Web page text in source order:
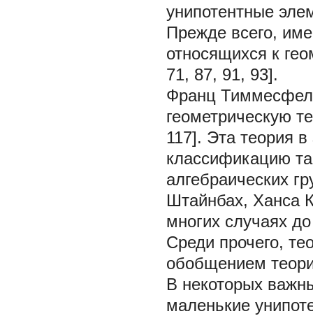
унипотентные
Прежде всего,
относящихся к
71, 87, 91, 93].
Франц
геометрическую
117]. Эта теория
классификацию
алгебраических
Штайнбах, Ханса
многих случаях
Среди прочего,
обобщением
В некоторых
маленькие